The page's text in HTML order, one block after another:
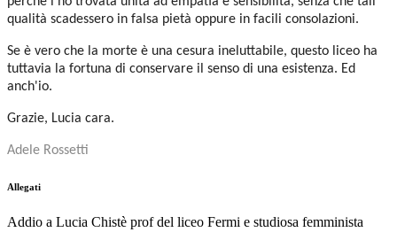
qualità scadessero in falsa pietà oppure in facili consolazioni.
Se è vero che la morte è una cesura ineluttabile, questo liceo ha
tuttavia la fortuna di conservare il senso di una esistenza. Ed
anch'io.
Grazie, Lucia cara.
Adele Rossetti
Allegati
Addio a Lucia Chistè prof del liceo Fermi e studiosa femminista